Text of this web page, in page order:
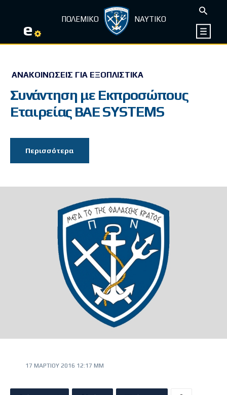
e ΠΟΛΕΜΙΚΟ ΝΑΥΤΙΚΟ
ΑΝΑΚΟΙΝΏΣΕΙΣ ΓΙΑ ΕΞΟΠΛΙΣΤΙΚΆ
Συνάντηση με Εκπροσώπους
Εταιρείας ΒΑΕ SYSTEMS
Περισσότερα
17 ΜΑΡΤΊΟΥ 2016 12:17 ΜΜ